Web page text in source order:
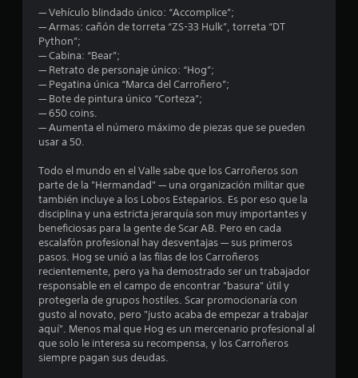
i
:
3
.
3
5
e
— Vehículo blindado único: “Accomplice”;
— Armas: cañón de torreta “ZS-33 Hulk”, torreta “DT
Python”;
— Cabina: “Bear”;
— Retrato de personaje único: “Hog”;
— Pegatina única “Marca del Carroñero”;
— Bote de pintura único “Corteza”;
— 650 coins.
— Aumenta el número máximo de piezas que se pueden
usar a 50.
Todo el mundo en el Valle sabe que los Carroñeros son
parte de la "Hermandad" — una organización militar que
también incluye a los Lobos Esteparios. Es por eso que la
disciplina y una estricta jerarquía son muy importantes y
beneficiosas para la gente de Scar AB. Pero en cada
escalafón profesional hay desventajas — sus primeros
pasos. Hog se unió a las filas de los Carroñeros
recientemente, pero ya ha demostrado ser un trabajador
responsable en el campo de encontrar "basura" útil y
protegerla de grupos hostiles. Scar promocionaría con
gusto al novato, pero "justo acaba de empezar a trabajar
aquí". Menos mal que Hog es un mercenario profesional al
que solo le interesa su recompensa, y los Carroñeros
siempre pagan sus deudas.